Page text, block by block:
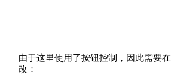
由于这里使用了按钮控制，因此需要
改：